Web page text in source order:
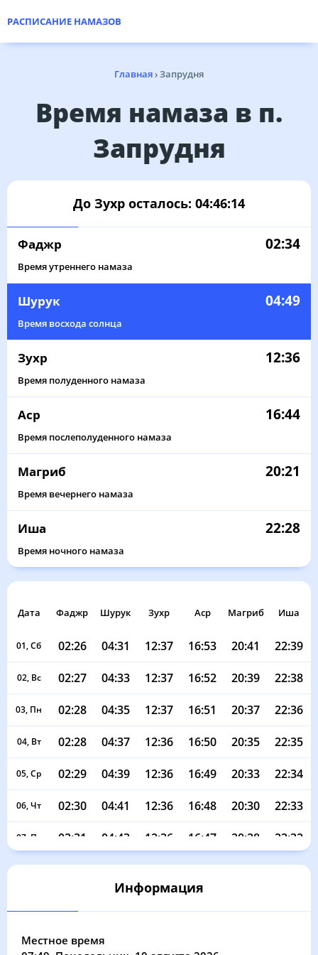
РАСПИСАНИЕ НАМАЗОВ
Главная›Запрудня
Время намаза в п.
Запрудня
До Зухр осталось: 04:46:14
Фаджр 02:34
Время утреннего намаза
Шурук 04:49
Время восхода солнца
Зухр 12:36
Время полуденного намаза
Аср 16:44
Время послеполуденного намаза
Магриб 20:21
Время вечернего намаза
Иша 22:28
Время ночного намаза
Дата Фаджр Шурук Зухр Аср Магриб Иша
01, Сб 02:26 04:31 12:37 16:53 20:41 22:39
02, Вс 02:27 04:33 12:37 16:52 20:39 22:38
03, Пн 02:28 04:35 12:37 16:51 20:37 22:36
04, Вт 02:28 04:37 12:36 16:50 20:35 22:35
05, Ср 02:29 04:39 12:36 16:49 20:33 22:34
06, Чт 02:30 04:41 12:36 16:48 20:30 22:33
07, Пт 02:31 04:43 12:36 16:47 20:28 22:32
02:32 04:45 12:36 16:46 20:26 22:31
Информация
Местное время